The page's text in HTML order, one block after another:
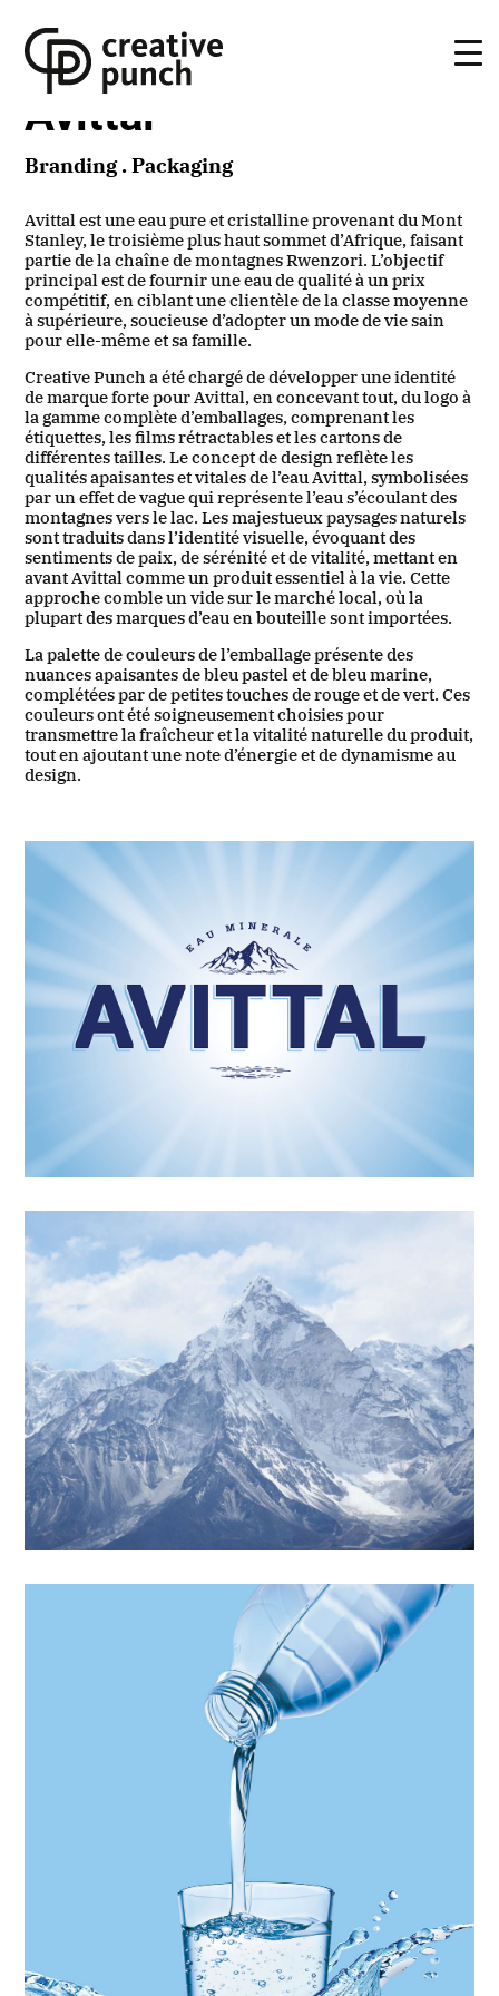
content
Avittal
Branding . Packaging
Avittal est une eau pure et cristalline provenant du Mont
Stanley, le troisième plus haut sommet d’Afrique, faisant
partie de la chaîne de montagnes Rwenzori. L’objectif
principal est de fournir une eau de qualité à un prix
compétitif, en ciblant une clientèle de la classe moyenne
à supérieure, soucieuse d’adopter un mode de vie sain
pour elle-même et sa famille.
Creative Punch a été chargé de développer une identité
de marque forte pour Avittal, en concevant tout, du logo à
la gamme complète d’emballages, comprenant les
étiquettes, les films rétractables et les cartons de
différentes tailles. Le concept de design reflète les
qualités apaisantes et vitales de l’eau Avittal, symbolisées
par un effet de vague qui représente l’eau s’écoulant des
montagnes vers le lac. Les majestueux paysages naturels
sont traduits dans l’identité visuelle, évoquant des
sentiments de paix, de sérénité et de vitalité, mettant en
avant Avittal comme un produit essentiel à la vie. Cette
approche comble un vide sur le marché local, où la
plupart des marques d’eau en bouteille sont importées.
La palette de couleurs de l’emballage présente des
nuances apaisantes de bleu pastel et de bleu marine,
complétées par de petites touches de rouge et de vert. Ces
couleurs ont été soigneusement choisies pour
transmettre la fraîcheur et la vitalité naturelle du produit,
tout en ajoutant une note d’énergie et de dynamisme au
design.